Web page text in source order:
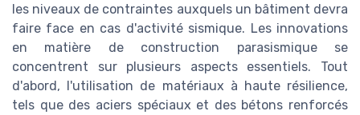
les niveaux de contraintes auxquels un bâtiment devra
faire face en cas d'activité sismique. Les innovations
en matière de construction parasismique se
concentrent sur plusieurs aspects essentiels. Tout
d'abord, l'utilisation de matériaux à haute résilience,
tels que des aciers spéciaux et des bétons renforcés